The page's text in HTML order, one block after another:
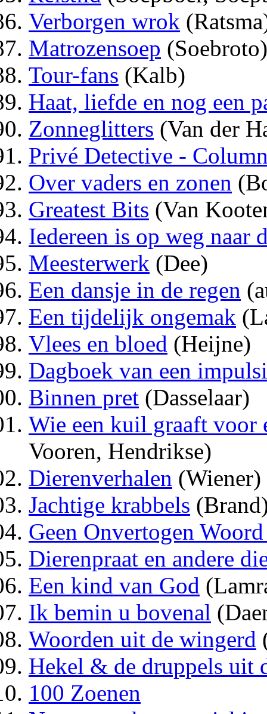
Verborgen wrok
Matrozensoep (Soebroto)
Tour-fans (Kalb)
Haat, liefde en nog een
Zonneglitters (Van der
Privé Detective -
Over vaders en zonen
Greatest Bits (Van
Iedereen is op weg naar
Meesterwerk (Dee)
Een dansje in de regen
Een tijdelijk ongemak
Vlees en bloed (Heijne)
Dagboek van een
Binnen pret (Dasselaar)
Wie een kuil graaft voor
Vooren, Hendrikse)
Dierenverhalen (Wiener)
Jachtige krabbels
Geen Onvertogen
Dierenpraat en andere
Een kind van God
Ik bemin u bovenal
Woorden uit de wingerd
Hekel & de druppels uit
100 Zoenen